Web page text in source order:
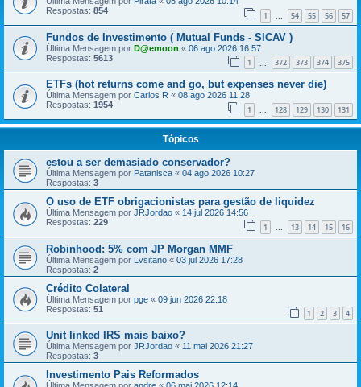
r
Respostas: 854 1 ... 54 55 56 57
Fundos de Investimento ( Mutual Funds - SICAV )
Última Mensagem por D@emoon « 06 ago 2026 16:57
Respostas: 5613 1 372 373 374 375
ETFs (hot returns come and go, but expenses never die)
Última Mensagem por Carlos R « 08 ago 2026 11:28
Respostas: 1954 1 ... 128 129 130 131
Tópicos
estou a ser demasiado conservador?
Última Mensagem por Patanisca « 04 ago 2026 10:27
Respostas: 3
O uso de ETF obrigacionistas para gestão de liquidez
Última Mensagem por JRJordao « 14 jul 2026 14:56
Respostas: 229 1 ... 13 14 15 16
Robinhood: 5% com JP Morgan MMF
Última Mensagem por Lvsitano « 03 jul 2026 17:28
Respostas: 2
Crédito Colateral
Última Mensagem por pge « 09 jun 2026 22:18
Respostas: 51 1 2 3 4
Unit linked IRS mais baixo?
Última Mensagem por JRJordao « 11 mai 2026 21:27
Respostas: 3
Investimento Pais Reformados